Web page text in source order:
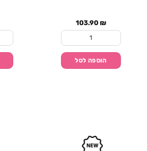
103.90₪
כמות של בקבוק בירה שחורה זכוכית 330 מ"ל 1/24
הוספה לסל